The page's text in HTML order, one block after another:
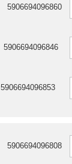
5906694096860
5906694096846
5906694096853
5906694096808